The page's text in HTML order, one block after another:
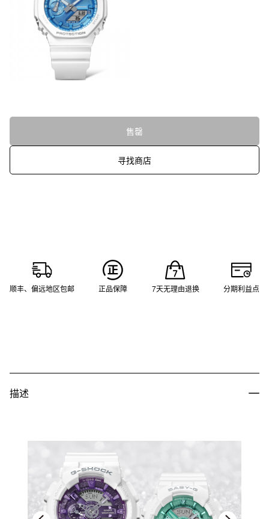
售罄
寻找商店
顺丰、偏远地区包邮 正品保障 7天无理由退换 分期利益点
描述